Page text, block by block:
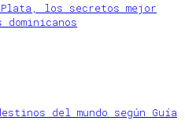
Plata, los secretos mejor
dominicanos
del mundo según Guía